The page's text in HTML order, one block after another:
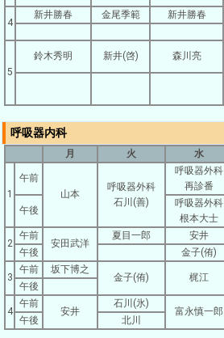
4
新井勝春 金尾季範 新井勝春
5
鈴木秀明 新井(啓) 森川亮
呼吸器内科
月 火 水
1
午前
山本
呼吸器外科
石川(善)
呼吸器外科
再診番
午後
呼吸器外科
根本大士
2
午前
安田武洋
夏目一郎 安井
午後 金子(侑)
3
午前 坂下博之
金子(侑) 梶江
午後
4
午前
安井
石川(氷)
富永慎一郎
午後 北川